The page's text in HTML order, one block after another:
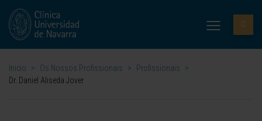
Inicio > Os Nossos Profissionais > Profissionais
>
Dr. Daniel Aliseda Jover